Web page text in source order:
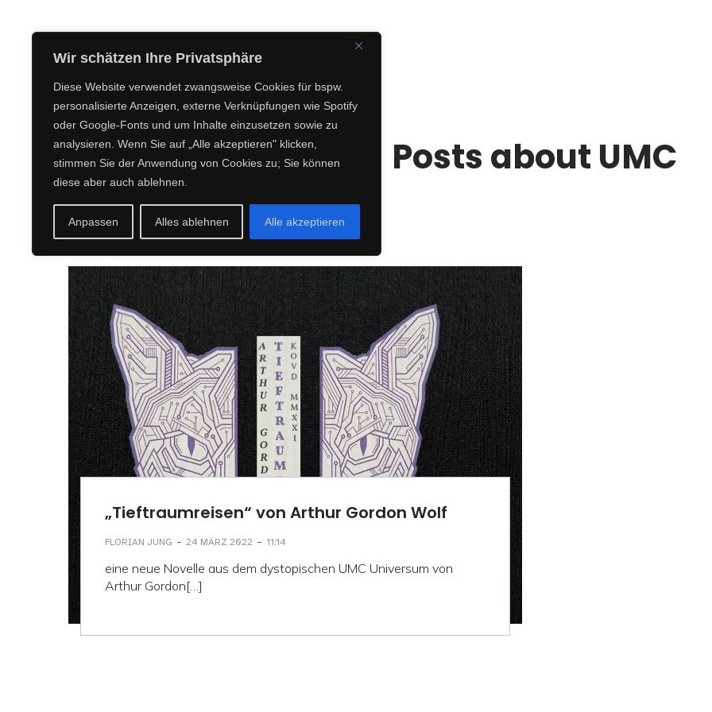
Wir schätzen Ihre Privatsphäre
Diese Website verwendet zwangsweise Cookies für bspw.
personalisierte Anzeigen, externe Verknüpfungen wie Spotify
oder Google-Fonts und um Inhalte einzusetzen sowie zu
analysieren. Wenn Sie auf „Alle akzeptieren" klicken,
stimmen Sie der Anwendung von Cookies zu; Sie können
diese aber auch ablehnen.
Anpassen Alles ablehnen Alle akzeptieren
Posts about UMC
„Tieftraumreisen“ von Arthur Gordon Wolf
FLORIAN JUNG - 24 MÄRZ 2022 - 11:14
eine neue Novelle aus dem dystopischen UMC Universum von
Arthur Gordon[…]